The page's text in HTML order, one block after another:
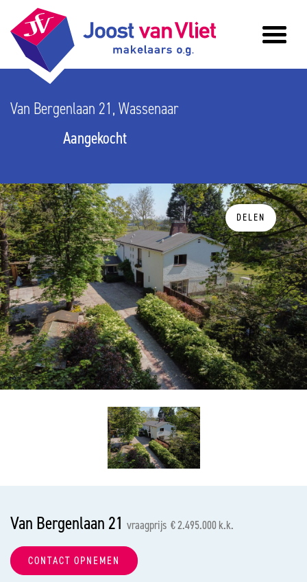
Van Bergenlaan 21, Wassenaar
Aangekocht
vorige
DELEN
Van Bergenlaan 21 vraagprijs € 2.495.000 k.k.
CONTACT OPNEMEN